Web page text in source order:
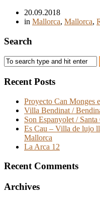
20.09.2018
in Mallorca, Mallorca,
Search
Recent Posts
Proyecto Can Monges
Villa Bendinat /
Son Espanyolet /
Es Cau – Villa de lujo
Mallorca
La Arca 12
Recent Comments
Archives